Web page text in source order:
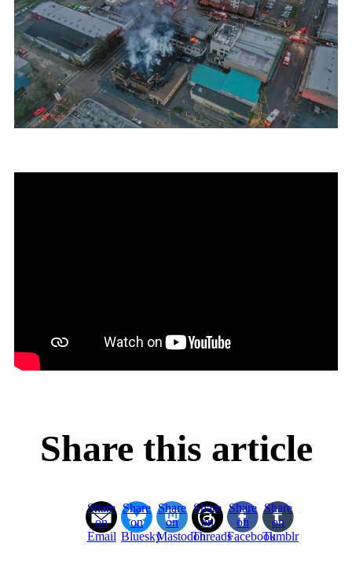
Share this article
Share
on
Email
Share
on
Bluesky
Share
on
Mastodon
Share
on
Threads
Share
on
Facebook
Share
on
Tumblr